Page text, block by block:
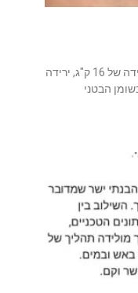
שינוי איכותי בהרכב הגוף אשר כלל- ירידה של 16 ק"ג, ירידה